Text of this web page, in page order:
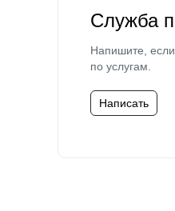
Служба
Напишите,
по услугам.
Написать